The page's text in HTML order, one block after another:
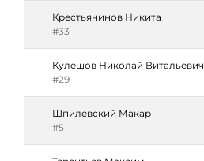
Крестьянинов Никита
#33
Кулешов Николай Витальевич
#29
Шпилевский Макар
#5